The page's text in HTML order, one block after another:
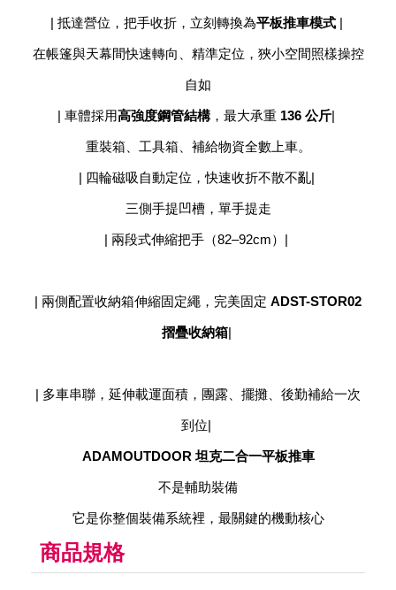
| 抵達營位，把手收折，立刻轉換為平板推車模式 |
在帳篷與天幕間快速轉向、精準定位，狹小空間照樣操控
自如
| 車體採用高強度鋼管結構，最大承重 136 公斤|
重裝箱、工具箱、補給物資全數上車。
| 四輪磁吸自動定位，快速收折不散不亂|
三側手提凹槽，單手提走
| 兩段式伸縮把手（82–92cm）|
| 兩側配置收納箱伸縮固定繩，完美固定 ADST-STOR02
摺疊收納箱|
| 多車串聯，延伸載運面積，團露、擺攤、後勤補給一次
到位|
ADAMOUTDOOR 坦克二合一平板推車
不是輔助裝備
它是你整個裝備系統裡，最關鍵的機動核心
商品規格